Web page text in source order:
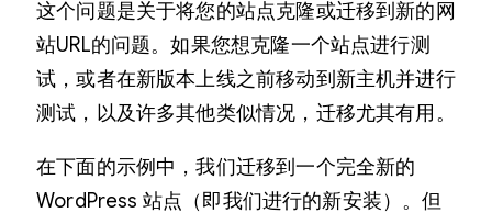
这个问题是关于将您的站点克隆或迁移到新的网
站URL的问题。如果您想克隆一个站点进行测
试，或者在新版本上线之前移动到新主机并进行
测试，以及许多其他类似情况，迁移尤其有用。
在下面的示例中，我们迁移到一个完全新的
WordPress 站点（即我们进行的新安装）。但